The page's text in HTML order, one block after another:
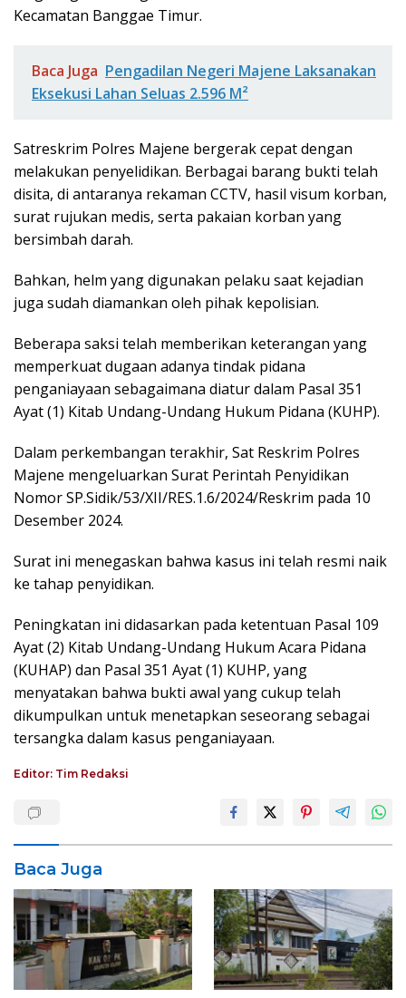
Kecamatan Banggae Timur.
Baca Juga Pengadilan Negeri Majene Laksanakan
Eksekusi Lahan Seluas 2.596 M²
Satreskrim Polres Majene bergerak cepat dengan
melakukan penyelidikan. Berbagai barang bukti telah
disita, di antaranya rekaman CCTV, hasil visum korban,
surat rujukan medis, serta pakaian korban yang
bersimbah darah.
Bahkan, helm yang digunakan pelaku saat kejadian
juga sudah diamankan oleh pihak kepolisian.
Beberapa saksi telah memberikan keterangan yang
memperkuat dugaan adanya tindak pidana
penganiayaan sebagaimana diatur dalam Pasal 351
Ayat (1) Kitab Undang-Undang Hukum Pidana (KUHP).
Dalam perkembangan terakhir, Sat Reskrim Polres
Majene mengeluarkan Surat Perintah Penyidikan
Nomor SP.Sidik/53/XII/RES.1.6/2024/Reskrim pada 10
Desember 2024.
Surat ini menegaskan bahwa kasus ini telah resmi naik
ke tahap penyidikan.
Peningkatan ini didasarkan pada ketentuan Pasal 109
Ayat (2) Kitab Undang-Undang Hukum Acara Pidana
(KUHAP) dan Pasal 351 Ayat (1) KUHP, yang
menyatakan bahwa bukti awal yang cukup telah
dikumpulkan untuk menetapkan seseorang sebagai
tersangka dalam kasus penganiayaan.
Editor: Tim Redaksi
Baca Juga